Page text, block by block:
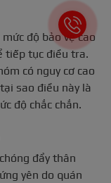
độ bảo vệ cao
tiếp tục điều tra.
có nguy cơ cao
sao điều này là
độ chắc chắn.
đẩy thân
yên do quán